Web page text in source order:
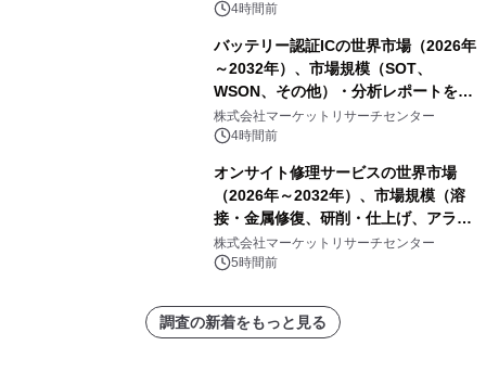
4時間前
バッテリー認証ICの世界市場（2026年
～2032年）、市場規模（SOT、
WSON、その他）・分析レポートを発
表
株式会社マーケットリサーチセンター
4時間前
オンサイト修理サービスの世界市場
（2026年～2032年）、市場規模（溶
接・金属修復、研削・仕上げ、アライ
メント、その他）・分析レポートを発
表
株式会社マーケットリサーチセンター
5時間前
調査の新着をもっと見る